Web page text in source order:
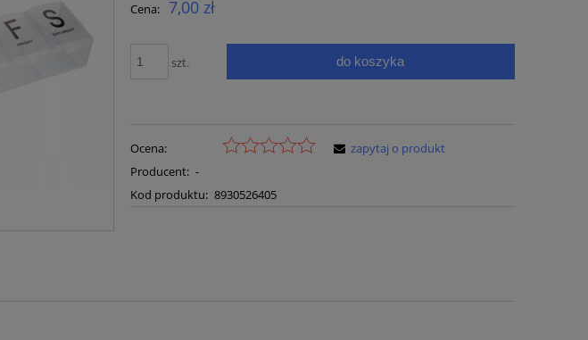
płatności
Cena: 7,00 zł
szt. do koszyka
Ocena:
Producent: -
Kod produktu: 8930526405
zapytaj o produkt